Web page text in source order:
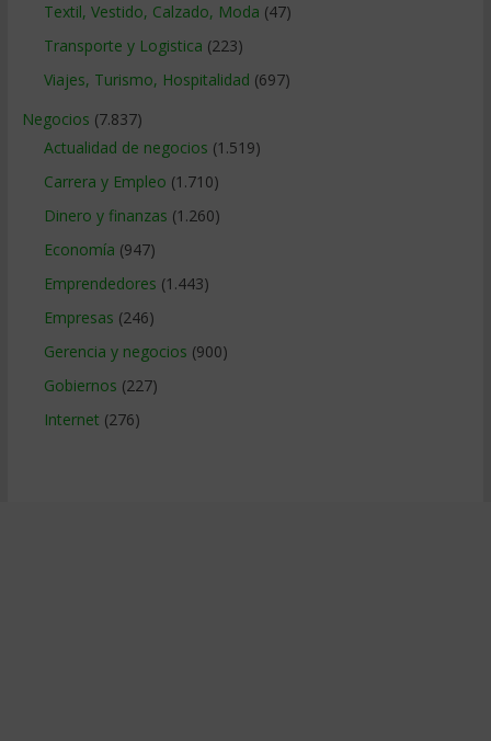
Textil, Vestido, Calzado, Moda (47)
Transporte y Logistica (223)
Viajes, Turismo, Hospitalidad (697)
Negocios (7.837)
Actualidad de negocios (1.519)
Carrera y Empleo (1.710)
Dinero y finanzas (1.260)
Economía (947)
Emprendedores (1.443)
Empresas (246)
Gerencia y negocios (900)
Gobiernos (227)
Internet (276)